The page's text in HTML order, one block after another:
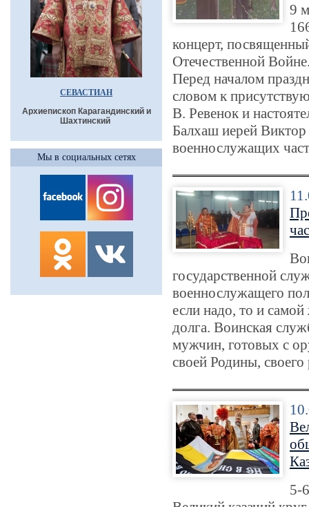
СЕВАСТИАН
Архиепископ Карагандинский и
Шахтинский
Мы в социальных сетях
9
концерт,
Отечественной
Перед началом
словом к
В. Ревенок и
Балхаш иерей
военнослужащих
государственной
военнослужащего
если надо, то и
долга. Воинская
мужчин, готовых с
своей Родины, своего
5-